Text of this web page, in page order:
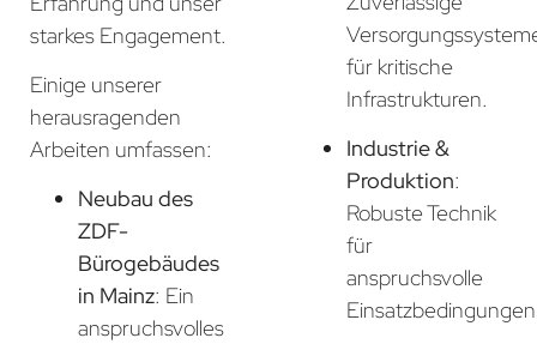
starkes Engagement.
Einige unserer
herausragenden
Arbeiten umfassen:
Neubau des
ZDF-
Bürogebäudes
in Mainz: Ein
anspruchsvolles
für kritische
Infrastrukturen.
Industrie &
Produktion:
Robuste Technik
für
anspruchsvolle